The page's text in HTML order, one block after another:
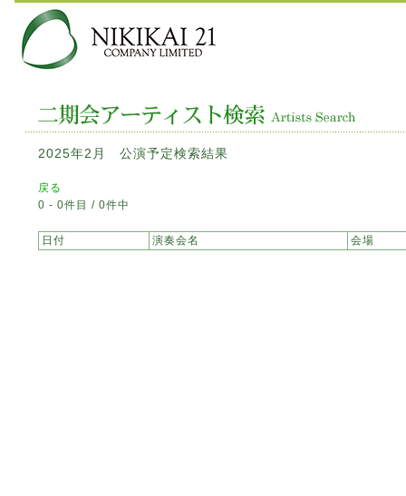
2025年2月 公演予定検索結果
戻る
0 - 0件目 / 0件中
日付 演奏会名 会場